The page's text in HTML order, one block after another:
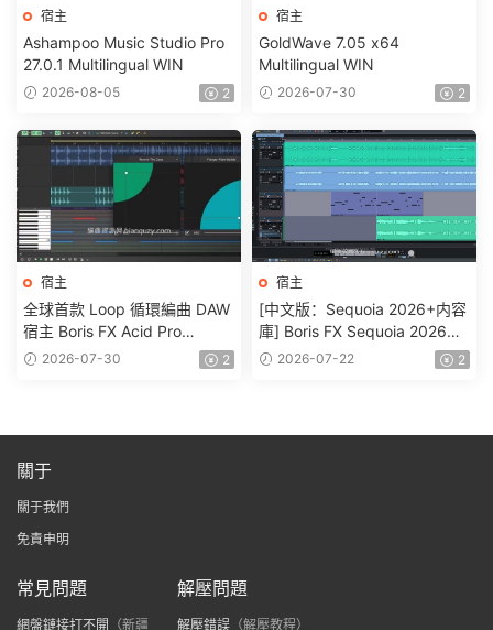
宿主
Ashampoo Music Studio Pro
27.0.1 Multilingual WIN
2026-08-05 2
宿主
GoldWave 7.05 x64
Multilingual WIN
2026-07-30 2
宿主
全球首款 Loop 循環編曲 DAW
宿主 Boris FX Acid Pro
2026.0.0.22 WIN
2026-07-30 2
宿主
[中文版：Sequoia 2026+内容
庫] Boris FX Sequoia 2026
v2026.0.2-R2R [WiN]
2026-07-22 2
關于
關于我們
免責申明
常見問題
網盤鏈接打不開 （新疆
解壓問題
解壓錯誤（解壓教程）